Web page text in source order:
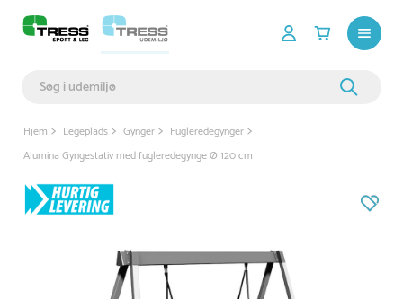
Hjem Legeplads Gynger
Fugleredegynger
Alumina Gyngestativ med fugleredegynge Ø 120 cm